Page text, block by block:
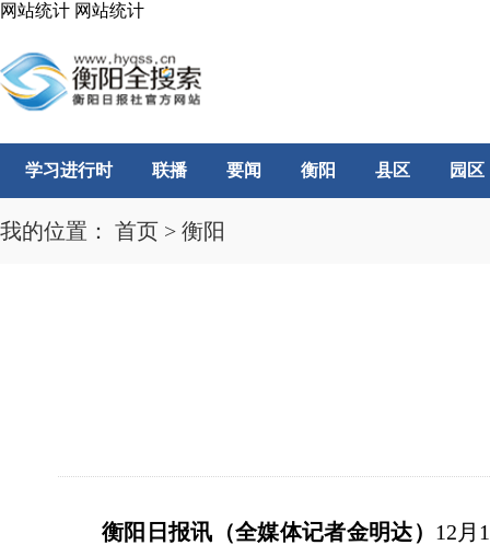
网站统计 网站统计
学习进行时 联播 要闻 衡阳 县区 园区
我的位置： 首页 > 衡阳
衡阳日报讯（全媒体记者金明达） 12月